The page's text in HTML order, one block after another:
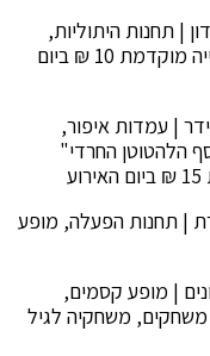
גורדון | תחנות היתוליות,
מסיבת פורים לכל המשפחה | 15 ₪ בקנייה מוקדמת 10 ₪ ביום
עמידר | עמדות איפור,
הלהטוטן החרדי"
כנרת | תחנות הפעלה, מופע
הבונים | מופע קסמים,
משחקים, משחקיה לגיל